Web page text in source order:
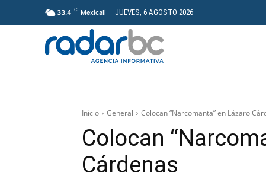
33.4 C Mexicali JUEVES, 6 AGOSTO 2026
Inicio General Colocan “Narcomanta” en Lázaro
Colocan
Cárdenas